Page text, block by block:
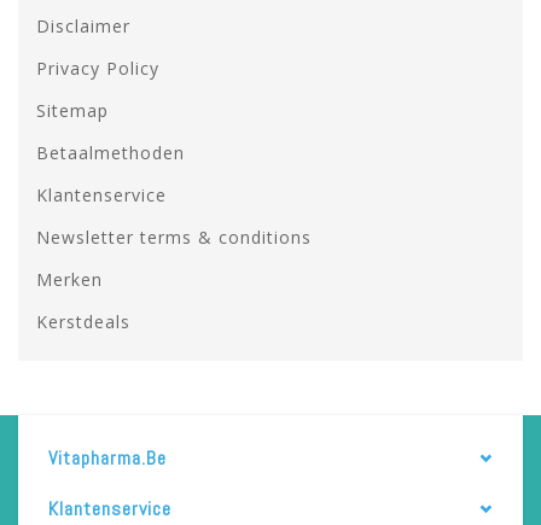
Disclaimer
Privacy Policy
Sitemap
Betaalmethoden
Klantenservice
Newsletter terms & conditions
Merken
Kerstdeals
Vitapharma.be
Klantenservice